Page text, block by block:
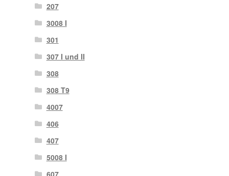
207
3008 I
301
307 I und II
308
308 T9
4007
406
407
5008 I
607